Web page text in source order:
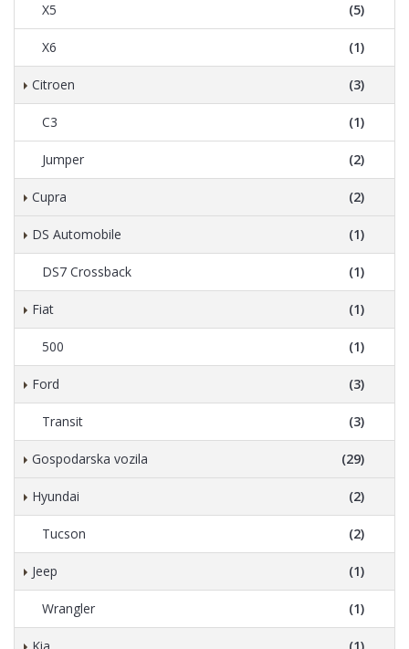
X5 (5)
X6 (1)
Citroen (3)
C3 (1)
Jumper (2)
Cupra (2)
DS Automobile (1)
DS7 Crossback (1)
Fiat (1)
500 (1)
Ford (3)
Transit (3)
Gospodarska vozila (29)
Hyundai (2)
Tucson (2)
Jeep (1)
Wrangler (1)